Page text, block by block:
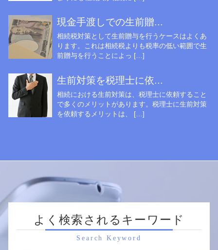
現金手渡しでの生前贈...
相続税対策として生前贈与を行うケースはよくあ
ります。これは相続税よりも税率の低い範囲で生
前贈与を行うことによっ […]
生前対策を税理士に依...
相続における生前対策は、税理士に依頼すること
で多くのメリットがあります。税理士に生前対策
を依頼するメリットは、 […]
よく検索されるキーワード
Search Keyword